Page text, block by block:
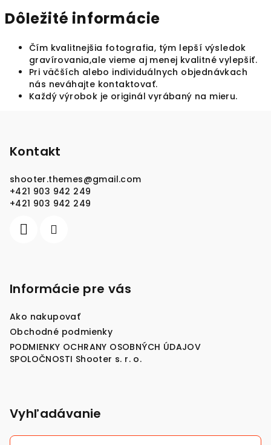
Dôležité informácie
Čím kvalitnejšia fotografia, tým lepší výsledok
gravírovania,ale vieme aj menej kvalitné vylepšiť.
Pri väčších alebo individuálnych objednávkach
nás neváhajte kontaktovať.
Každý výrobok je originál vyrábaný na mieru.
Kontakt
shooter.themes@gmail.com
+421 903 942 249
+421 903 942 249
Informácie pre vás
Ako nakupovať
Obchodné podmienky
PODMIENKY OCHRANY OSOBNÝCH ÚDAJOV
SPOLOČNOSTI Shooter s. r. o.
Vyhľadávanie